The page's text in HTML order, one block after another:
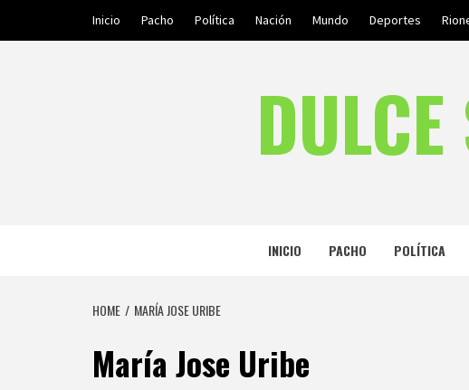
Inicio Pacho Política Nación Mundo Deportes
INICIO PACHO POLÍTICA
HOME MARÍA JOSE URIBE
María Jose Uribe